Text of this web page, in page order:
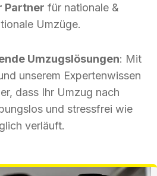
Partner für nationale &
Umzüge.
Umzugslösungen: Mit
unserem Expertenwissen
dass Ihr Umzug nach
und stressfrei wie
verläuft.